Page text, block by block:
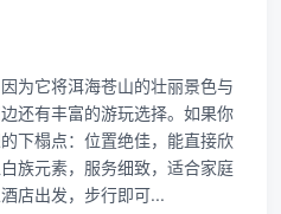
为它将洱海苍山的壮丽景色与
还有丰富的游玩选择。如果你
下榻点：位置绝佳，能直接欣
族元素，服务细致，适合家庭
店出发，步行即可...